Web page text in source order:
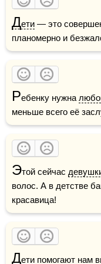
Дети — это
планомерно и
Ребенку нужна
меньше всего её
Этой сейчас
волос. А в детстве
красавица!
Дети помогают нам